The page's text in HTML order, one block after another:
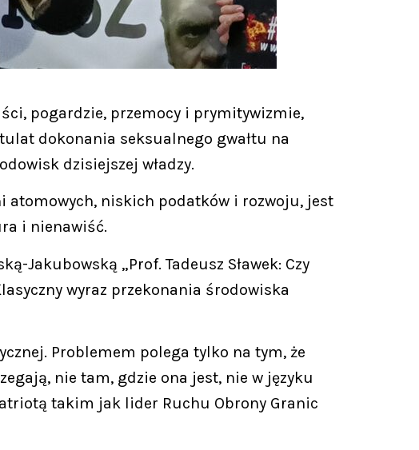
pogardzie, przemocy i prymitywizmie,
dokonania seksualnego gwałtu na
dzisiejszej władzy.
atomowych, niskich podatków i rozwoju, jest
i nienawiść.
Jakubowską „Prof. Tadeusz Sławek: Czy
wyraz przekonania środowiska
Problemem polega tylko na tym, że
nie tam, gdzie ona jest, nie w języku
takim jak lider Ruchu Obrony Granic